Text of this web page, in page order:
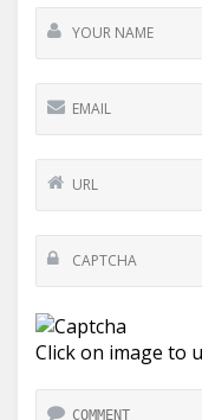
Click on image to